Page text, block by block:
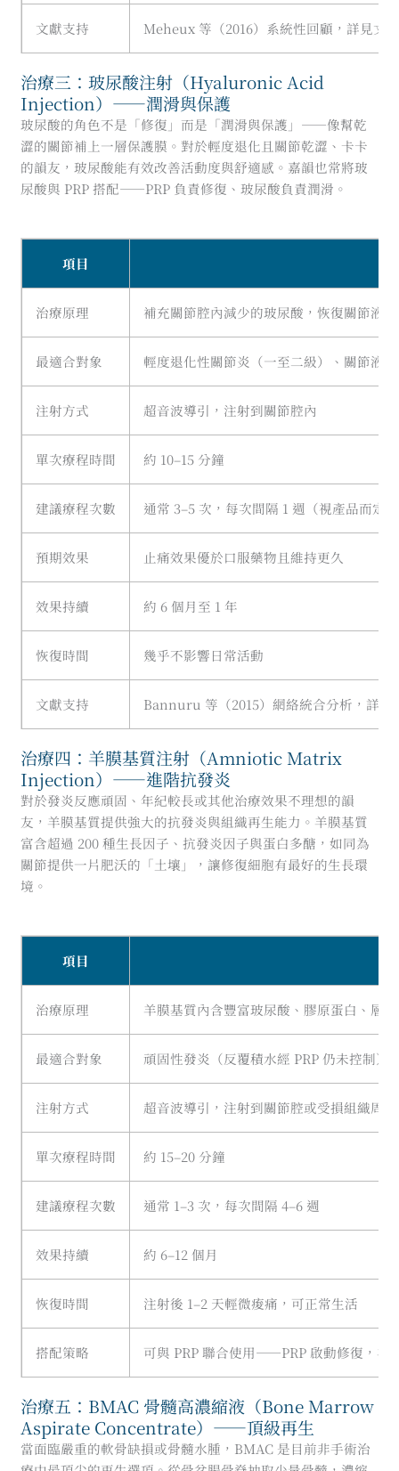
文獻支持 Meheux 等（2016）系統性回顧，詳見文
治療三：玻尿酸注射（Hyaluronic Acid
Injection）——潤滑與保護
玻尿酸的角色不是「修復」而是「潤滑與保護」——像幫乾
澀的關節補上一層保護膜。對於輕度退化且關節乾澀、卡卡
的韻友，玻尿酸能有效改善活動度與舒適感。嘉韻也常將玻
尿酸與 PRP 搭配——PRP 負責修復、玻尿酸負責潤滑。
項目
治療原理 補充關節腔內減少的玻尿酸，恢復關節液
最適合對象 輕度退化性關節炎（一至二級）、關節液
注射方式 超音波導引，注射到關節腔內
單次療程時間 約 10–15 分鐘
建議療程次數 通常 3–5 次，每次間隔 1 週（視產品而定）
預期效果 止痛效果優於口服藥物且維持更久
效果持續 約 6 個月至 1 年
恢復時間 幾乎不影響日常活動
文獻支持 Bannuru 等（2015）網絡統合分析，詳見
治療四：羊膜基質注射（Amniotic Matrix
Injection）——進階抗發炎
對於發炎反應頑固、年紀較長或其他治療效果不理想的韻
友，羊膜基質提供強大的抗發炎與組織再生能力。羊膜基質
富含超過 200 種生長因子、抗發炎因子與蛋白多醣，如同為
關節提供一片肥沃的「土壤」，讓修復細胞有最好的生長環
境。
項目
治療原理 羊膜基質內含豐富玻尿酸、膠原蛋白、層
最適合對象 頑固性發炎（反覆積水經 PRP 仍未控制
注射方式 超音波導引，注射到關節腔或受損組織周圍
單次療程時間 約 15–20 分鐘
建議療程次數 通常 1–3 次，每次間隔 4–6 週
效果持續 約 6–12 個月
恢復時間 注射後 1–2 天輕微痠痛，可正常生活
搭配策略 可與 PRP 聯合使用——PRP 啟動修復，羊
治療五：BMAC 骨髓高濃縮液（Bone Marrow
Aspirate Concentrate）——頂級再生
當面臨嚴重的軟骨缺損或骨髓水腫，BMAC 是目前非手術治